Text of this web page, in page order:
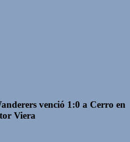
venció 1:0 a Cerro en
Viera